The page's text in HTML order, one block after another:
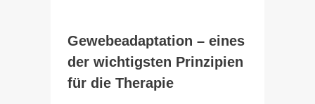
Gewebeadaptation – eines
der wichtigsten Prinzipien
für die Therapie